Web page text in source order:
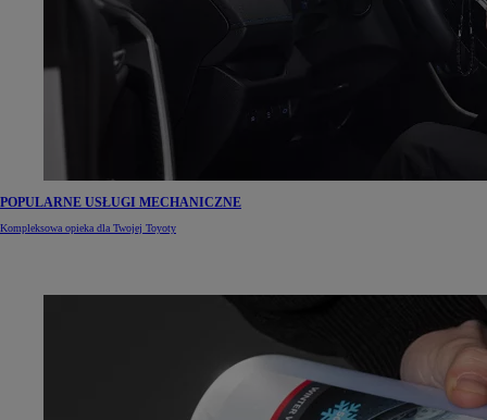
POPULARNE USŁUGI MECHANICZNE
Kompleksowa opieka dla Twojej Toyoty